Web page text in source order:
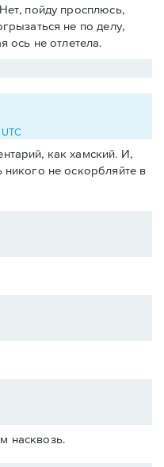
пойду просплюсь,
не по делу,
ось не отлетела.
UTC
как хамский. И,
никого не оскорбляйте в
насквозь.